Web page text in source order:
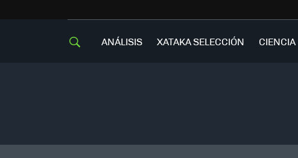
ANÁLISIS XATAKA SELECCIÓN CIENCIA